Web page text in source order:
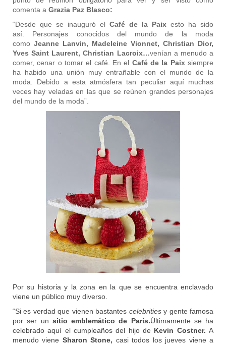
comenta a Grazia Paz Blasco:
“Desde que se inauguró el Café de la Paix esto ha sido
así. Personajes conocidos del mundo de la moda
como Jeanne Lanvin, Madeleine Vionnet, Christian Dior,
Yves Saint Laurent,Christian Lacroix…venían a menudo a
comer, cenar o tomar el café. En el Café de la Paixsiempre
ha habido una unión muy entrañable con el mundo de la
moda. Debido a esta atmósfera tan peculiar aquí muchas
veces hay veladas en las que se reúnen grandes personajes
del mundo de la moda”.
Por su historia y la zona en la que se encuentra enclavado
viene un público muy diverso.
“Si es verdad que vienen bastantes celebritiesy gente famosa
por ser un sitio emblemático de París.Últimamente se ha
celebrado aquí el cumpleaños del hijo de Kevin Costner. A
menudo viene Sharon Stone, casi todos los jueves viene a